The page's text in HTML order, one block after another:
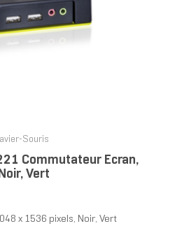
Souris
Commutateur Écran,
Vert
x 1536 pixels, Noir, Vert